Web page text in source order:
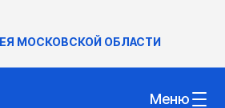
МОСКОВСКОЙ ОБЛАСТИ
Меню